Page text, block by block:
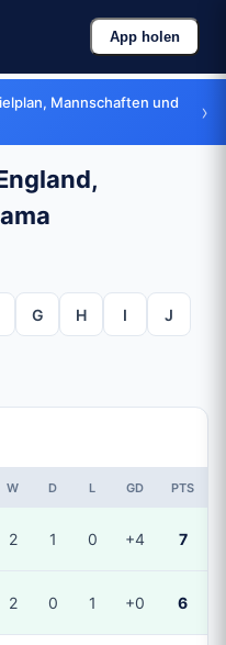
App holen
Mannschaften und
›
G H I J
W D L GD PTS
2 1 0 +4 7
2 0 1 +0 6